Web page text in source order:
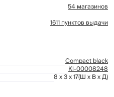
54 магазинов
1611 пунктов выдачи
Compact black
Kl-00008248
8 x 3 x 17(Ш x В x Д)